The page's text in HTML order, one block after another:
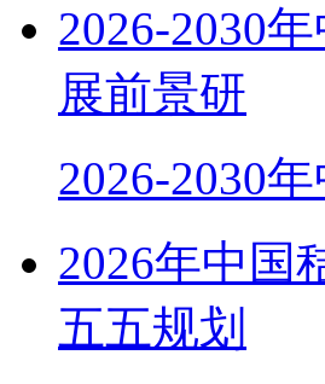
2026-2030
展前景研
2026-2030
2026年中国
五五规划